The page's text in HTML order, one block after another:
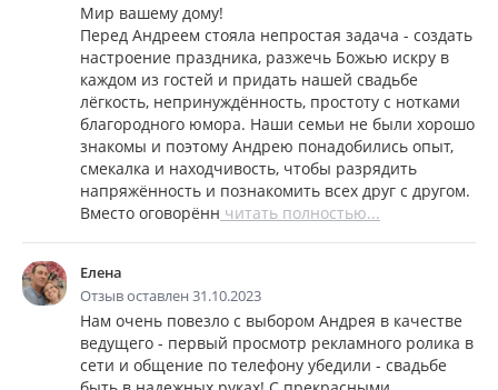
Мир вашему дому!
Перед Андреем стояла непростая задача - создать
настроение праздника, разжечь Божью искру в
каждом из гостей и придать нашей свадьбе
лёгкость, непринуждённость, простоту с нотками
благородного юмора. Наши семьи не были хорошо
знакомы и поэтому Андрею понадобились опыт,
смекалка и находчивость, чтобы разрядить
напряжённость и познакомить всех друг с другом.
Вместо оговорённ читать полностью...
Елена
Отзыв оставлен 31.10.2023
Нам очень повезло с выбором Андрея в качестве
ведущего - первый просмотр рекламного ролика в
сети и общение по телефону убедили - свадьбе